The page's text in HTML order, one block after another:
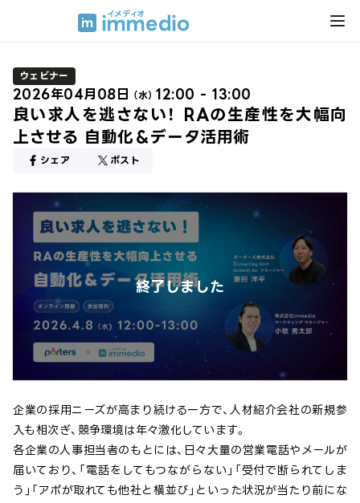
ウェビナー
2026年04月08日 （水） 12:00 - 13:00
良い求人を逃さない！ RAの生産性を大幅向
上させる 自動化＆データ活用術
シェア ポスト
終了しました
企業の採用ニーズが高まり続ける一方で、人材紹介会社の新規参
入も相次ぎ、競争環境は年々激化しています。
各企業の人事担当者のもとには、日々大量の営業電話やメールが
届いており、「電話をしてもつながらない」「受付で断られてしま
う」「アポが取れても他社と横並び」といった状況が当たり前にな